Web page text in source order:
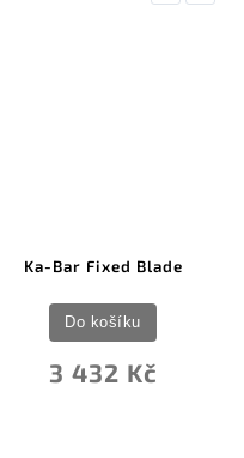
Ka-Bar Fixed Blade
3 432 Kč
Do košíku